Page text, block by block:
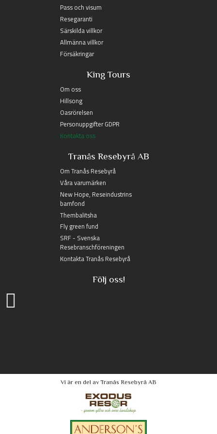
Pass och visum
Resegaranti
Särskilda villkor
Allmänna villkor
Försäkringar
King Tours
Om oss
Hillsong
Oasrörelsen
Personuppgifter GDPR
Kontakta oss
Tranås Resebyrå AB
Om Tranås Resebyrå
Våra varumärken
New Hope, Reseindustrins
barnfond
Thembalitsha
Fly green fund
SRF - Svenska
Resebranschföreningen
Kontakta Tranås Resebyrå
Följ oss!
573 31Tranås
Telefon0140-375095
Org nr 556210-0593
info@kingtours.se2026
Vi är en del av Tranås Resebyrå AB